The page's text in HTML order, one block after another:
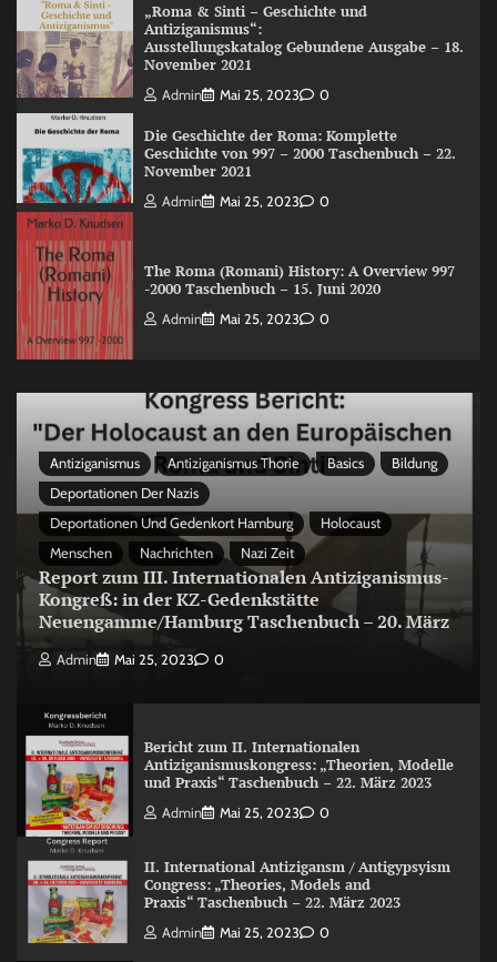
„Roma & Sinti – Geschichte und
Antiziganismus“:
Ausstellungskatalog Gebundene Ausgabe – 18.
November 2021
Admin Mai 25, 2023 0
Die Geschichte der Roma: Komplette
Geschichte von 997 – 2000 Taschenbuch – 22.
November 2021
Admin Mai 25, 2023 0
The Roma (Romani) History: A Overview 997
-2000 Taschenbuch – 15. Juni 2020
Admin Mai 25, 2023 0
Antiziganismus Antiziganismus Thorie Basics
Bildung
Deportationen Der Nazis
Deportationen Und Gedenkort Hamburg
Holocaust
Menschen
Nachrichten Nazi Zeit
Report zum III. Internationalen Antiziganismus-
Kongreß: in der KZ-Gedenkstätte
Neuengamme/Hamburg Taschenbuch – 20. März
Admin Mai 25, 2023 0
Bericht zum II. Internationalen
Antiziganismuskongress: „Theorien, Modelle
und Praxis“ Taschenbuch – 22. März 2023
Admin Mai 25, 2023 0
II. International Antizigansm / Antigypsyism
Congress: „Theories, Models and
Praxis“ Taschenbuch – 22. März 2023
Admin Mai 25, 2023 0